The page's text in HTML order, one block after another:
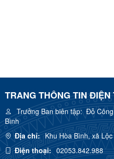
TRANG THÔNG TIN
Trưởng Ban biên tập:Đỗ Công
Bình
Địa chỉ: Khu Hòa Bình, xã
Điện thoại: 02053.842.988